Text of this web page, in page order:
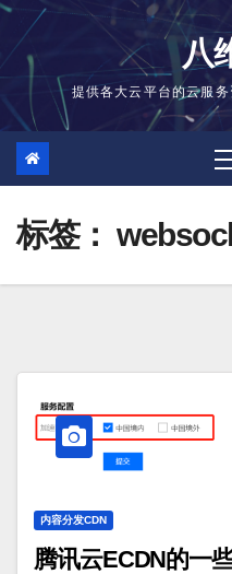
跳
容
八
提供各大云平台的云服
标签：
内容分发CDN
腾讯云ECDN的一